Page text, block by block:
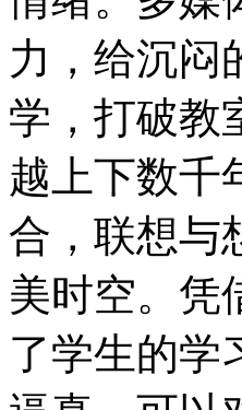
力，给沉闷
学，打破教
越上下数千
合，联想与
美时空。凭
了学生的学